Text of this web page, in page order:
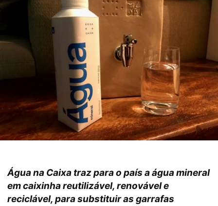
Água na Caixa traz para o país a água mineral
em caixinha reutilizável, renovável e
reciclável, para substituir as garrafas